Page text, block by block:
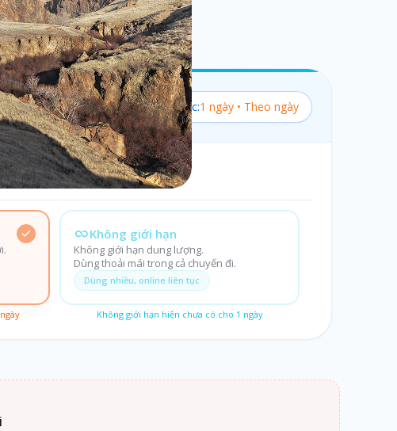
Bộ lọc:1 ngày • Theo ngày
ngày
Không giới hạn
Không giới hạn dung lượng.
Dùng thoải mái trong cả chuyến đi.
Dùng nhiều, online liên tục
Không giới hạn hiện chưa có cho 1 ngày